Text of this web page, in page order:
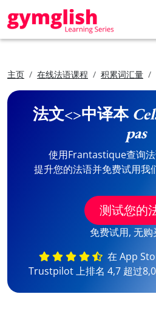
主页 在线法语课程 积累词汇量
法文<>中译本
pas
使用Frantastique查询法
提升您的法语并免费试用我
测试您的
免费试用, 无购
在 App
Trustpilot 上排名 4,7 超过